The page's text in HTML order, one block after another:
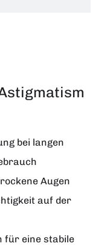
bei langen
Augen
auf der
für eine stabile